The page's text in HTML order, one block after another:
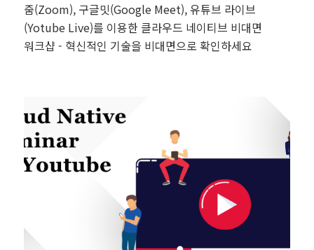
줌(Zoom), 구글밋(Google Meet), 유튜브 라이브
(Yotube Live)를 이용한 클라우드 네이티브 비대면
워크샵 - 혁신적인 기술을 비대면으로 확인하세요